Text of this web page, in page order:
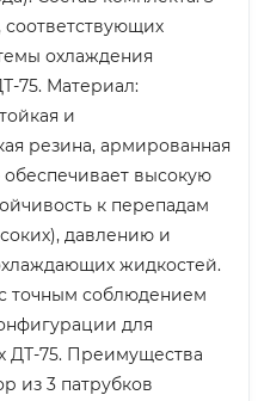
охлаждения
75. Материал:
и
резина, армированная
высокую
к перепадам
давлению и
жидкостей.
точным соблюдением
для
ДТ-75. Преимущества
из 3 патрубков